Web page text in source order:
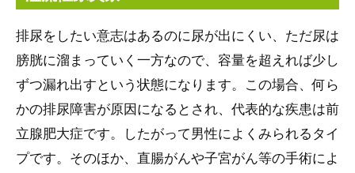
排尿をしたい意志はあるのに尿が出にくい、ただ尿は
膀胱に溜まっていく一方なので、容量を超えれば少し
ずつ漏れ出すという状態になります。この場合、何ら
かの排尿障害が原因になるとされ、代表的な疾患は前
立腺肥大症です。したがって男性によくみられるタイ
プです。そのほか、直腸がんや子宮がん等の手術によ